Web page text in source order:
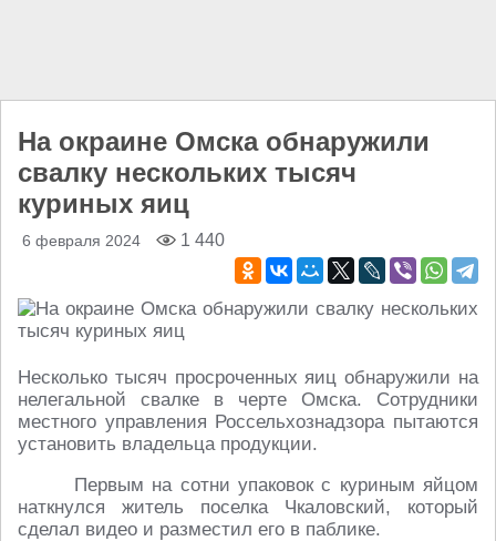
На окраине Омска обнаружили
свалку нескольких тысяч
куриных яиц
6 февраля 2024 1 440
Несколько тысяч просроченных яиц обнаружили на
нелегальной свалке в черте Омска. Сотрудники
местного управления Россельхознадзора пытаются
установить владельца продукции.
Первым на сотни упаковок с куриным яйцом
наткнулся житель поселка Чкаловский, который
сделал видео и разместил его в паблике.